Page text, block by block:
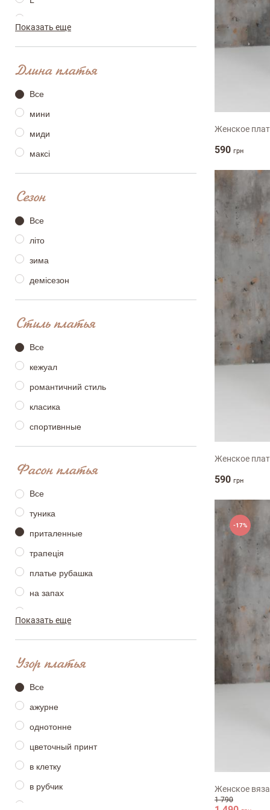
ХL-ХХL
One Size
Показать еще
Длина платья
Все
мини
миди
максі
Сезон
Все
літо
зима
демісезон
Стиль платья
Все
кежуал
романтичний стиль
класика
спортивнные
Фасон платья
Все
туника
приталенные
трапеція
платье рубашка
на запах
платье футболка
расклешенное
сарафан
Показать еще
Узор платья
Все
ажурне
однотонне
цветочный принт
в клетку
в рубчик
Женское
590 грн
Женское
590 грн
-17%
Женское
1 790